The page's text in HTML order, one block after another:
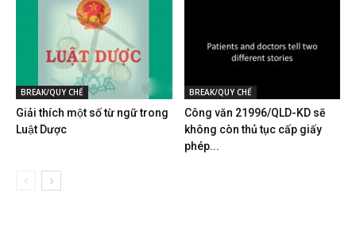
BREAK/QUY CHẾ
Giải thích một số từ ngữ trong
Luật Dược
BREAK/QUY CHẾ
Công văn 21996/QLD-KD sẽ
không còn thủ tục cấp giấy
phép...